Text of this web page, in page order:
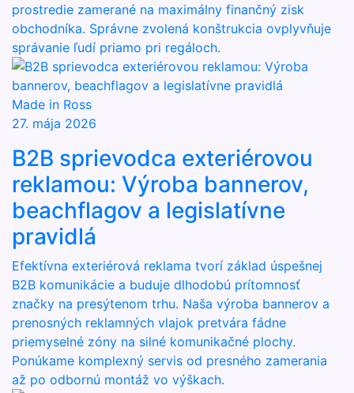
prostredie zamerané na maximálny finančný zisk
obchodníka. Správne zvolená konštrukcia ovplyvňuje
správanie ľudí priamo pri regáloch.
Made in Ross
27. mája 2026
B2B sprievodca exteriérovou
reklamou: Výroba bannerov,
beachflagov a legislatívne
pravidlá
Efektívna exteriérová reklama tvorí základ úspešnej
B2B komunikácie a buduje dlhodobú prítomnosť
značky na presýtenom trhu. Naša výroba bannerov a
prenosných reklamných vlajok pretvára fádne
priemyselné zóny na silné komunikačné plochy.
Ponúkame komplexný servis od presného zamerania
až po odbornú montáž vo výškach.